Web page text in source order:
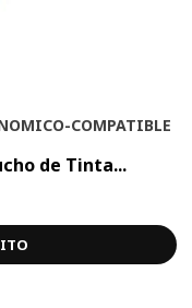
COMPATIBLE
de Tinta...